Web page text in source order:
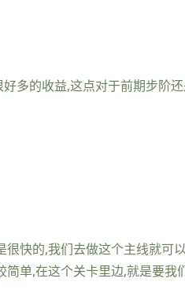
多的收益,这点对于前期步阶还
快的,我们去做这个主线就可
单,在这个关卡里边,就是要我